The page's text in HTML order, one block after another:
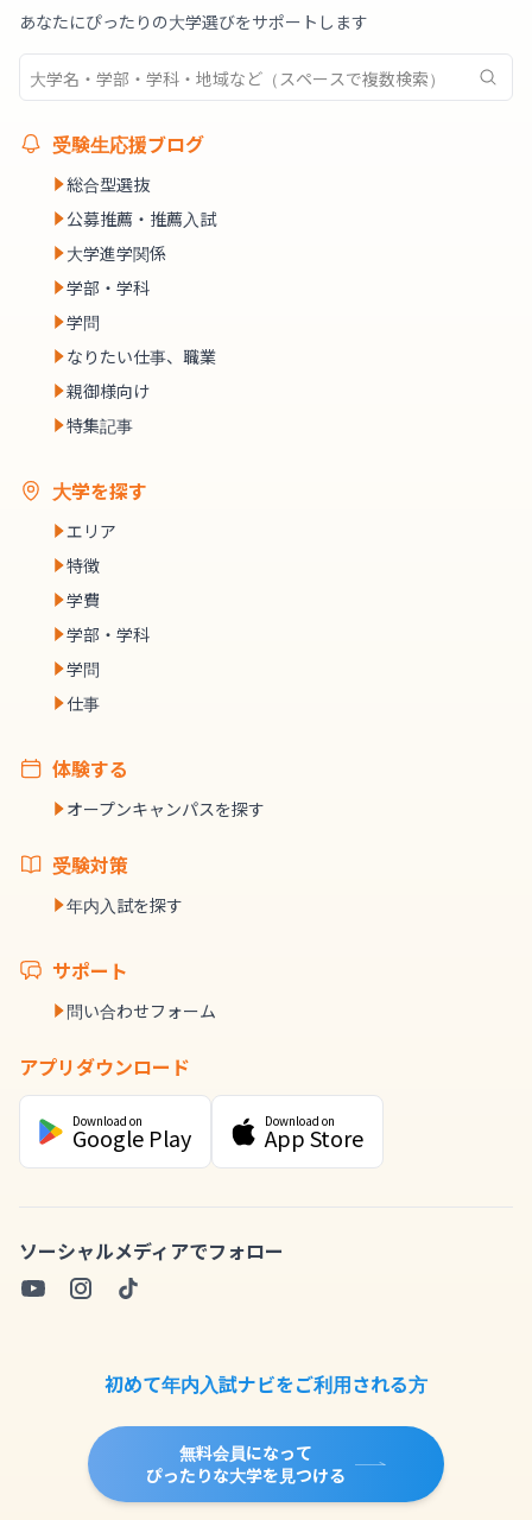
あなたにぴったりの大学選びをサポートします
受験生応援ブログ
総合型選抜
公募推薦・推薦入試
大学進学関係
学部・学科
学問
なりたい仕事、職業
親御様向け
特集記事
大学を探す
エリア
特徴
学費
学部・学科
学問
仕事
体験する
オープンキャンパスを探す
受験対策
年内入試を探す
サポート
問い合わせフォーム
アプリダウンロード
Download on
Google Play
Download on
App Store
ソーシャルメディアでフォロー
初めて年内入試ナビをご利用される方
無料会員になって
ぴったりな大学を見つける